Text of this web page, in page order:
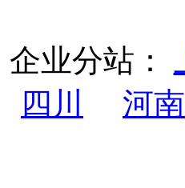
企业分站：
四川
河南